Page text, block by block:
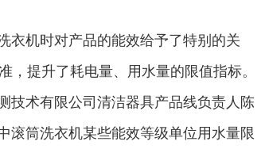
机时对产品的能效给予了特别的关
提升了耗电量、用水量的限值指标。
术有限公司清洁器具产品线负责人陈
滚筒洗衣机某些能效等级单位用水量限